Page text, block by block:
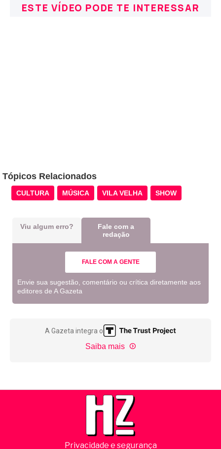
ESTE VÍDEO PODE TE INTERESSAR
Tópicos Relacionados
CULTURA MÚSICA VILA VELHA SHOW
Viu algum erro?
Fale com a
redação
FALE COM A GENTE
Envie sua sugestão, comentário ou crítica diretamente aos
editores de A Gazeta
A Gazeta integra o
Saiba mais
Privacidade e segurança